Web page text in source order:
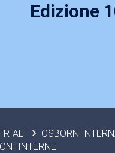
Edizione
OSBORN
INTERNE